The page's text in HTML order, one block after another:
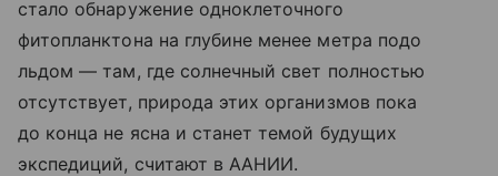
стало обнаружение одноклеточного
фитопланктона на глубине менее метра подо
льдом — там, где солнечный свет полностью
отсутствует, природа этих организмов пока
до конца не ясна и станет темой будущих
экспедиций, считают в ААНИИ.